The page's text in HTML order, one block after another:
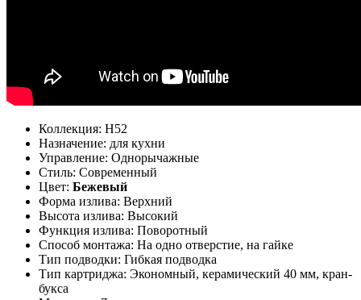
Коллекция: Н52
Назначение: для кухни
Управление: Однорычажные
Стиль: Современный
Цвет: Бежевый
Форма излива: Верхний
Высота излива: Высокий
Функция излива: Поворотный
Способ монтажа: На одно отверстие, на гайке
Тип подводки: Гибкая подводка
Тип картриджа: Экономный, керамический 40 мм, кран-
букса